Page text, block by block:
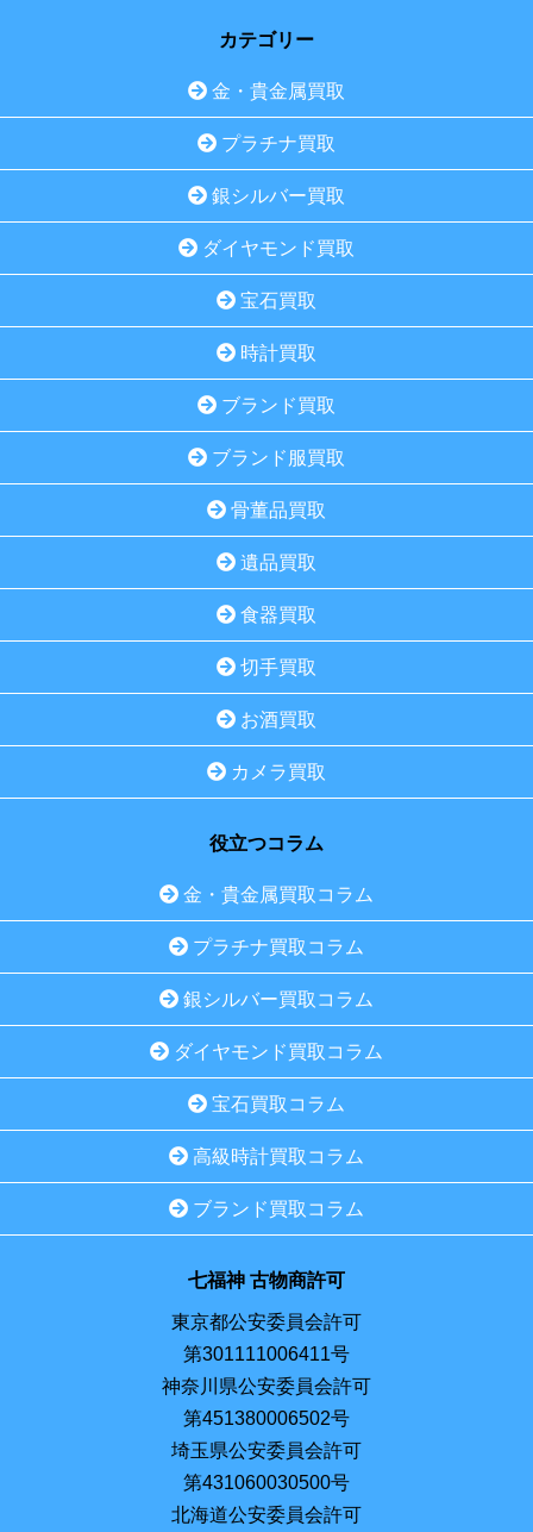
カテゴリー
金・貴金属買取
プラチナ買取
銀シルバー買取
ダイヤモンド買取
宝石買取
時計買取
ブランド買取
ブランド服買取
骨董品買取
遺品買取
食器買取
切手買取
お酒買取
カメラ買取
役立つコラム
金・貴金属買取コラム
プラチナ買取コラム
銀シルバー買取コラム
ダイヤモンド買取コラム
宝石買取コラム
高級時計買取コラム
ブランド買取コラム
七福神 古物商許可
東京都公安委員会許可
第301111006411号
神奈川県公安委員会許可
第451380006502号
埼玉県公安委員会許可
第431060030500号
北海道公安委員会許可